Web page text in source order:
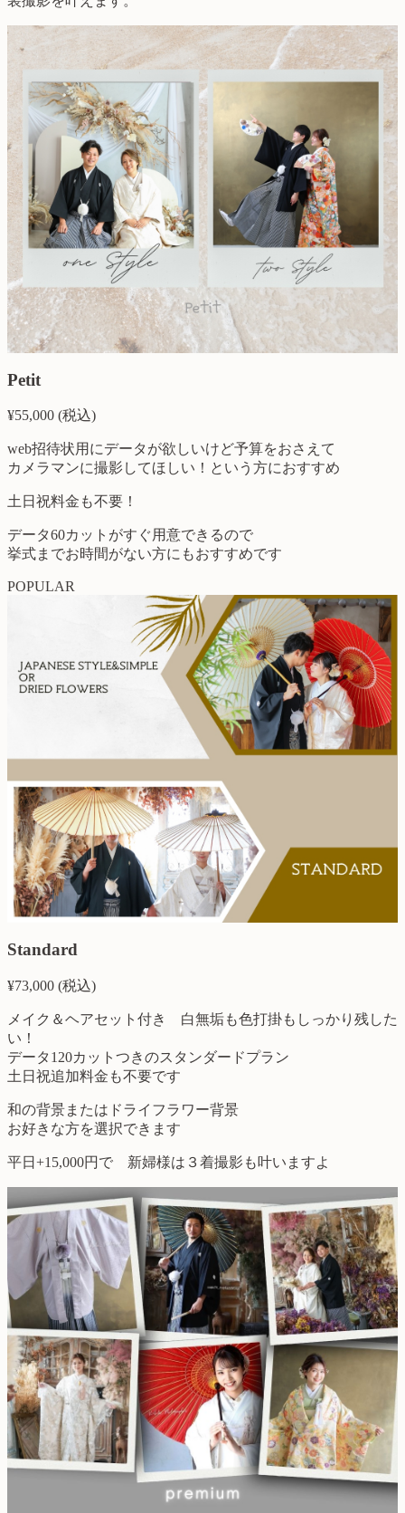
Petit
¥55,000 (税込)
web招待状用にデータが欲しいけど予算をおさえて
カメラマンに撮影してほしい！という方におすすめ
土日祝料金も不要！
データ60カットがすぐ用意できるので
挙式までお時間がない方にもおすすめです
POPULAR
Standard
¥73,000 (税込)
メイク＆ヘアセット付き 白無垢も色打掛もしっかり残した
い！
データ120カットつきのスタンダードプラン
土日祝追加料金も不要です
和の背景またはドライフラワー背景
お好きな方を選択できます
平日+15,000円で 新婦様は３着撮影も叶いますよ